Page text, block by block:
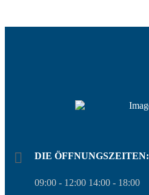
DIE ÖFFNUNGSZEITEN:
09:00 - 12:00 14:00 - 18:00